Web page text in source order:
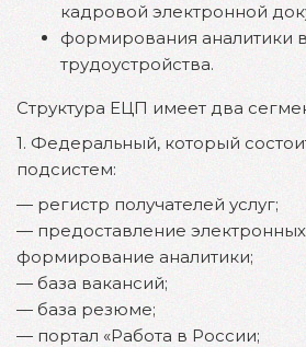
кадровой электронной
формирования аналитики
трудоустройства.
Структура ЕЦП имеет два
1. Федеральный, который
подсистем:
— регистр получателей услуг;
— ‎предоставление электронных
формирование аналитики;
— база вакансий;
— база резюме;
— портал «Работа в России;